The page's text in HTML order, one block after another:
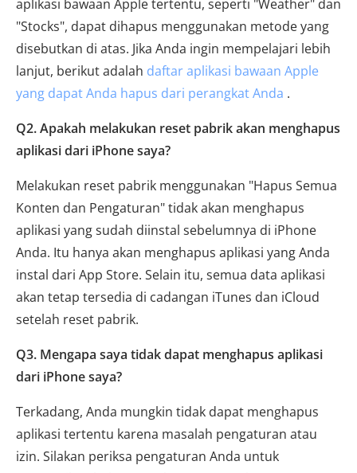
aplikasi bawaan Apple tertentu, seperti "Weather" dan
"Stocks", dapat dihapus menggunakan metode yang
disebutkan di atas. Jika Anda ingin mempelajari lebih
lanjut, berikut adalah daftar aplikasi bawaan Apple
yang dapat Anda hapus dari perangkat Anda .
Q2. Apakah melakukan reset pabrik akan menghapus
aplikasi dari iPhone saya?
Melakukan reset pabrik menggunakan "Hapus Semua
Konten dan Pengaturan" tidak akan menghapus
aplikasi yang sudah diinstal sebelumnya di iPhone
Anda. Itu hanya akan menghapus aplikasi yang Anda
instal dari App Store. Selain itu, semua data aplikasi
akan tetap tersedia di cadangan iTunes dan iCloud
setelah reset pabrik.
Q3. Mengapa saya tidak dapat menghapus aplikasi
dari iPhone saya?
Terkadang, Anda mungkin tidak dapat menghapus
aplikasi tertentu karena masalah pengaturan atau
izin. Silakan periksa pengaturan Anda untuk